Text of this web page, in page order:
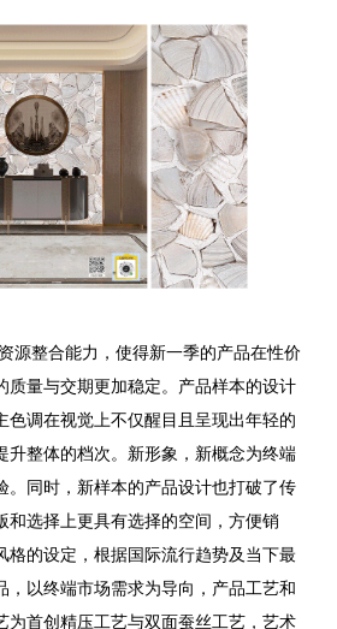
源整合能力，使得新一季的产品在性价
质量与交期更加稳定。产品样本的设计
色调在视觉上不仅醒目且呈现出年轻的
升整体的档次。新形象，新概念为终端
。同时，新样本的产品设计也打破了传
和选择上更具有选择的空间，方便销
格的设定，根据国际流行趋势及当下最
，以终端市场需求为导向，产品工艺和
为首创精压工艺与双面蚕丝工艺，艺术